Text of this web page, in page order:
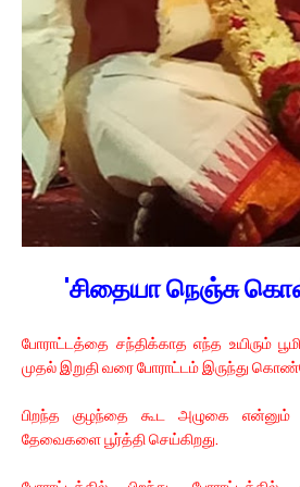
'சிதையா நெஞ்சு
போராட்டத்தை சந்திக்காத எந்த உயிரும்
முதல் இறுதி வரை போராட்டம் இருந்து
பிறந்த குழந்தை கூட அழுகை என்னும்
தேவைகளை பூர்த்தி செய்கிறது.